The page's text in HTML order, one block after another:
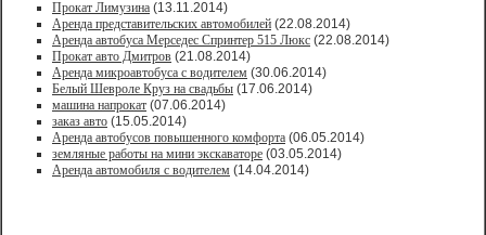
Прокат Лимузина (13.11.2014)
Аренда представительских автомобилей (22.08.2014)
Аренда автобуса Мерседес Спринтер 515 Люкс (22.08.2014)
Прокат авто Дмитров (21.08.2014)
Аренда микроавтобуса с водителем (30.06.2014)
Белый Шевроле Круз на свадьбы (17.06.2014)
машина напрокат (07.06.2014)
заказ авто (15.05.2014)
Аренда автобусов повышенного комфорта (06.05.2014)
земляные работы на мини экскаваторе (03.05.2014)
Аренда автомобиля с водителем (14.04.2014)